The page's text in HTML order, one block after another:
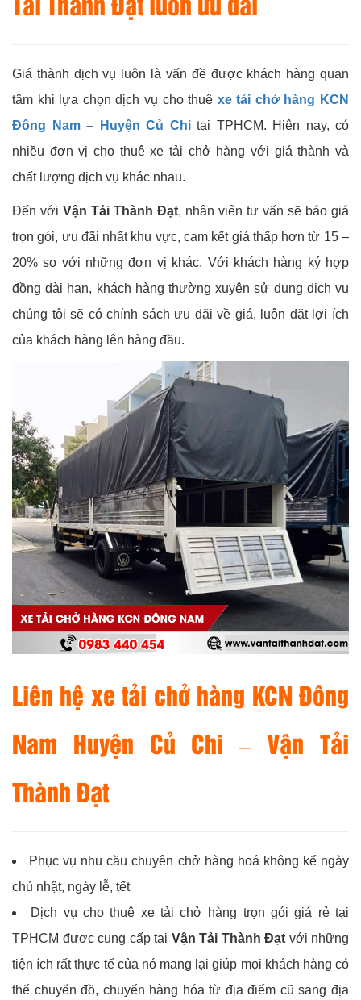
Giá thành dịch vụ luôn là vấn đề được khách hàng quan
tâm khi lựa chọn dịch vụ cho thuê xe tải chở hàng KCN
Đông Nam – Huyện Củ Chitại TPHCM. Hiện nay, có
nhiều đơn vị cho thuê xe tải chở hàng với giá thành và
chất lượng dịch vụ khác nhau.
Đến với Vận Tải Thành Đạt, nhân viên tư vấn sẽ báo giá
trọn gói, ưu đãi nhất khu vực, cam kết giá thấp hơn từ 15 –
20% so với những đơn vị khác. Với khách hàng ký hợp
đồng dài hạn, khách hàng thường xuyên sử dụng dịch vụ
chúng tôi sẽ có chính sách ưu đãi về giá, luôn đặt lợi ích
của khách hàng lên hàng đầu.
Liên hệ xe tải chở hàng KCN Đông
Nam Huyện Củ Chi –Vận Tải
Thành Đạt
Phục vụ nhu cầu chuyên chở hàng hoá không kể ngày
chủ nhật, ngày lễ, tết
Dịch vụ cho thuê xe tải chở hàng trọn gói giá rẻ tại
TPHCM được cung cấp tại Vận Tải Thành Đạt với những
tiện ích rất thực tế của nó mang lại giúp mọi khách hàng có
thể chuyển đồ, chuyển hàng hóa từ địa điểm cũ sang địa